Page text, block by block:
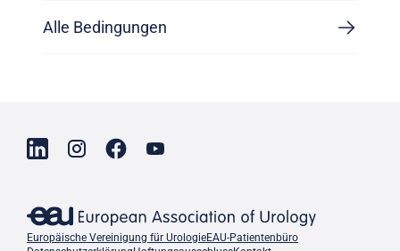
Alle Bedingungen
Europäische Vereinigung für UrologieEAU-Patientenbüro